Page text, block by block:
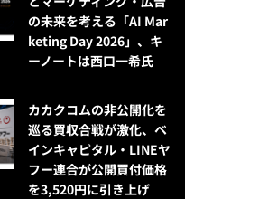
の未来を考える「AI Mar
keting Day 2026」、キ
ーノートは西口一希氏
カカクコムの非公開化を
巡る買収合戦が激化、ベ
インキャピタル・LINEヤ
フー連合が公開買付価格
を3,520円に引き上げ